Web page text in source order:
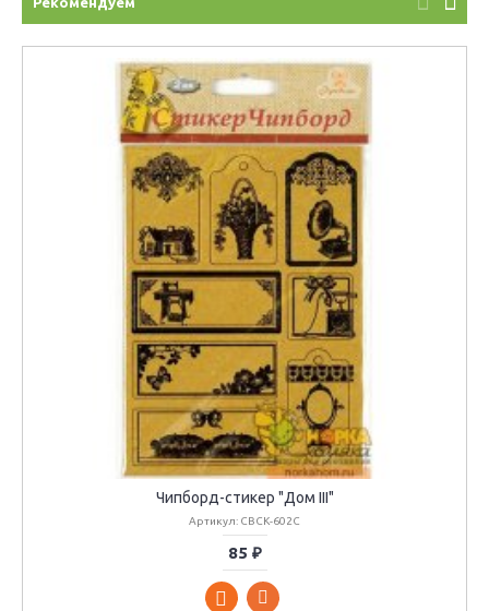
Чипборд-стикер "Дом III"
Артикул: CBCK-602C
85 ₽